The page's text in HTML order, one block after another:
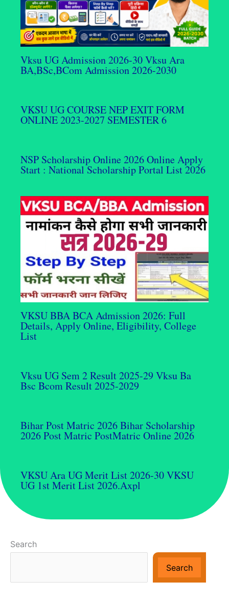
Vksu UG Admission 2026-30 Vksu Ara
BA,BSc,BCom Admission 2026-2030
VKSU UG COURSE NEP EXIT FORM
ONLINE 2023-2027 SEMESTER 6
NSP Scholarship Online 2026 Online Apply
Start : National Scholarship Portal List 2026
VKSU BBA BCA Admission 2026: Full
Details, Apply Online, Eligibility, College
List
Vksu UG Sem 2 Result 2025-29 Vksu Ba
Bsc Bcom Result 2025-2029
Bihar Post Matric 2026 Bihar Scholarship
2026 Post Matric PostMatric Online 2026
VKSU Ara UG Merit List 2026-30 VKSU
UG 1st Merit List 2026.axpl
Search
Search